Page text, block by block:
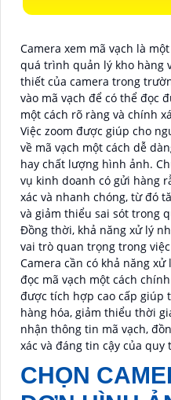
Camera xem mã vạch là
quá trình quản lý kho hàng
thiết của camera trong
vào mã vạch để có thể đọc
một cách rõ ràng và chính
Việc zoom được giúp cho
về mã vạch một cách dễ
hay chất lượng hình ảnh.
vụ kinh doanh có gửi hàng
xác và nhanh chóng, từ đó
và giảm thiểu sai sót trong
Đồng thời, khả năng xử lý
vai trò quan trọng trong
Camera cần có khả năng
đọc mã vạch một cách
được tích hợp cao cấp giúp
hàng hóa, giảm thiểu thời
nhận thông tin mã vạch,
xác và đáng tin cậy của
CHỌN